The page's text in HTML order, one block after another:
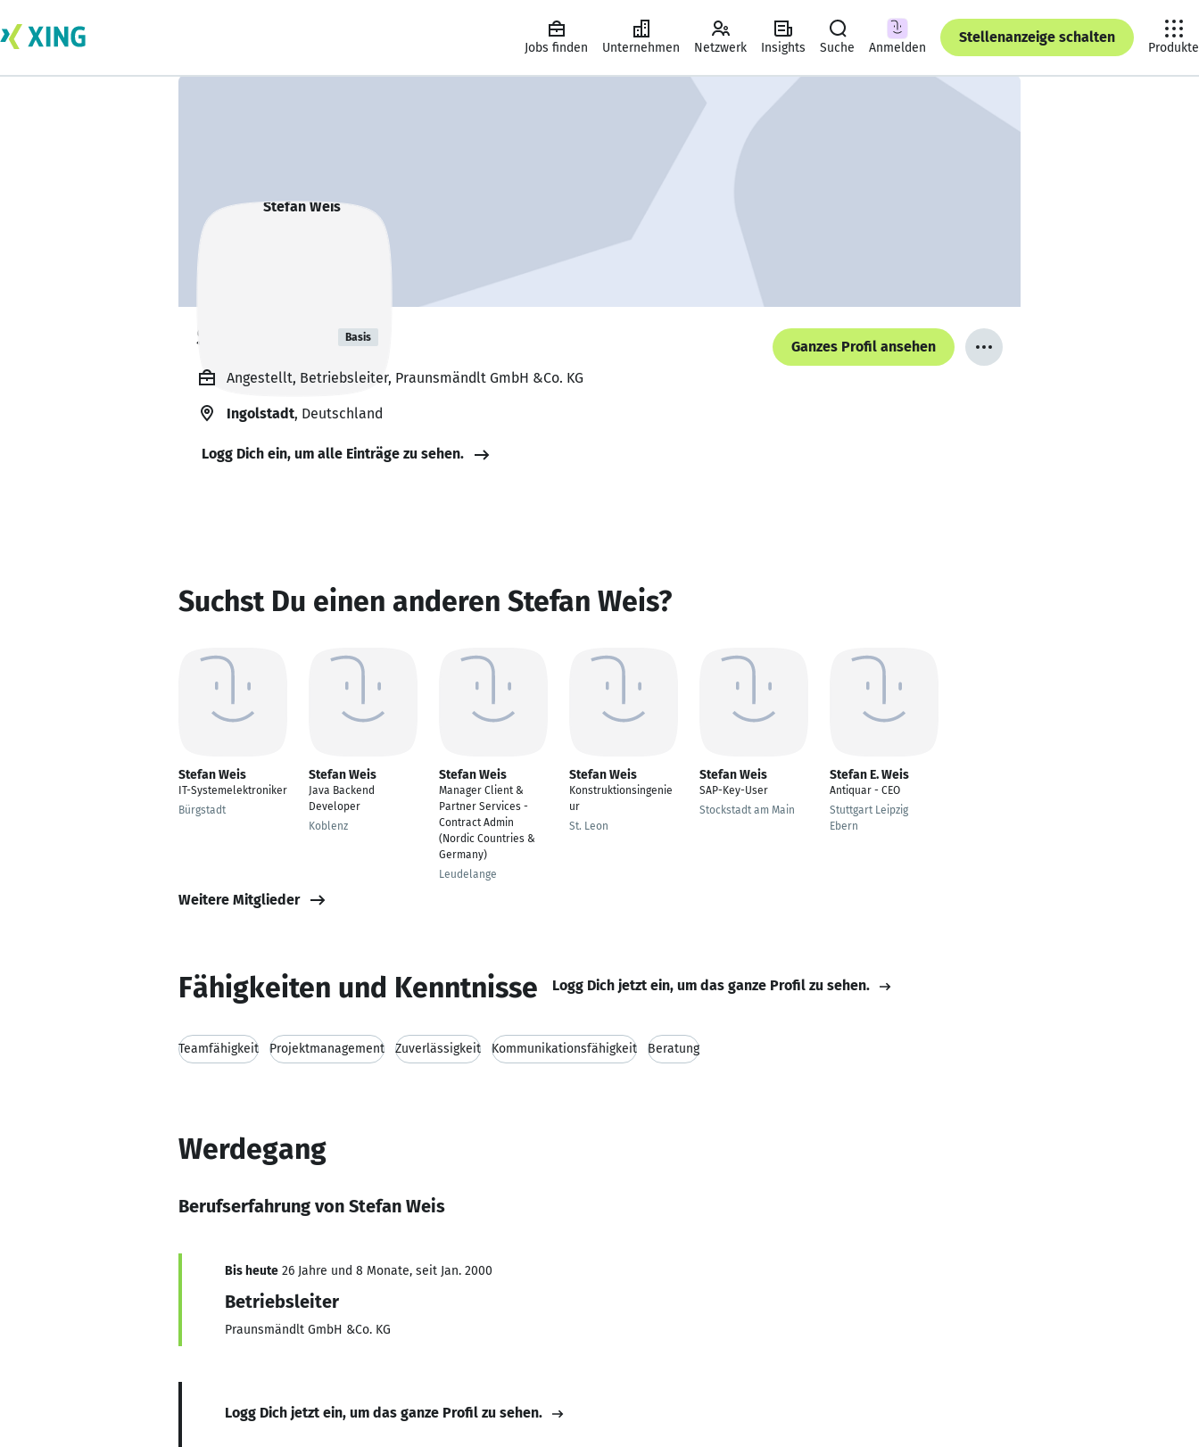
Jobs finden Unternehmen Netzwerk Insights Suche Anmelden
Stellenanzeige schalten
Produkte
Stefan Weis Basis
Ganzes Profil ansehen
Angestellt, Betriebsleiter, Praunsmändlt GmbH &Co. KG
Ingolstadt, Deutschland
Logg Dich ein, um alle Einträge zu sehen.
Suchst Du einen anderen Stefan Weis?
Stefan Weis
IT-Systemelektroniker
Bürgstadt
Stefan Weis
Java Backend
Developer
Koblenz
Stefan Weis
Manager Client &
Partner Services -
Contract Admin
(Nordic Countries &
Germany)
Leudelange
Stefan Weis
Konstruktionsingenie
ur
St. Leon
Stefan Weis
SAP-Key-User
Stockstadt am Main
Stefan E. Weis
Antiquar - CEO
Stuttgart Leipzig
Ebern
Weitere Mitglieder
Fähigkeiten und Kenntnisse Logg Dich jetzt ein, um das ganze Profil zu sehen.
Teamfähigkeit Projektmanagement Zuverlässigkeit Kommunikationsfähigkeit Beratung
Werdegang
Berufserfahrung von Stefan Weis
Bis heute 26 Jahre und 8 Monate, seit Jan. 2000
Betriebsleiter
Praunsmändlt GmbH &Co. KG
Logg Dich jetzt ein, um das ganze Profil zu sehen.